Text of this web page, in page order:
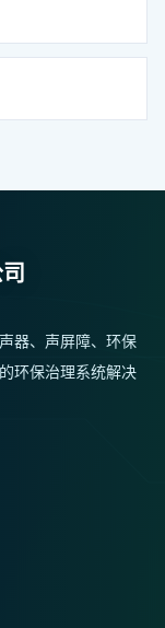
器、声屏障、环保
环保治理系统解决